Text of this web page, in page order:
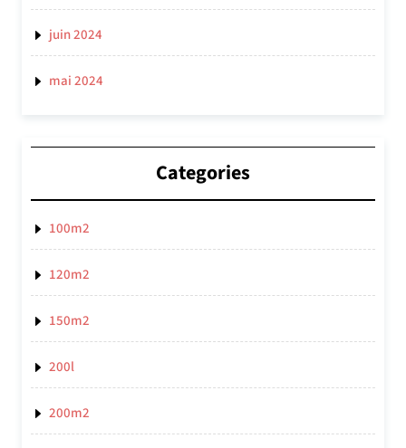
juin 2024
mai 2024
Categories
100m2
120m2
150m2
200l
200m2